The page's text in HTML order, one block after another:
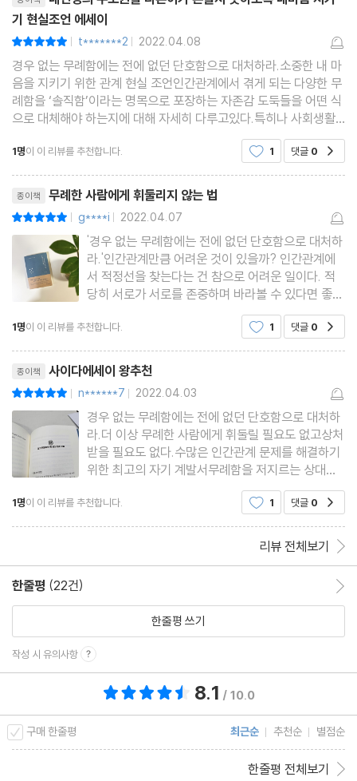
Chapter 6 : 인간관계에서 반드시 끊어내야 하는 사람
성격 쿨한 사람들만 갖고 있다는 특징 -187
인간관계에서 반드시 버려야 할 것 -192
인간관계에서 성숙한 사람들의 특징 -197
인간관계 고수들이 반드시 지킨다는 것 -201
인간관계에서 반드시 끊어내야 하는 사람 -207
기 현실조언 에세이
| t*******2 | 2022.04.08
경우 없는 무례함에는 전에 없던 단호함으로 대처하라.소중한 내 마
음을 지키기 위한 관계 현실 조언인간관계에서 겪게 되는 다양한 무
례함을 ‘솔직함’이라는 명목으로 포장하는 자존감 도둑들을 어떤 식
으로 대체해야 하는지에 대해 자세히 다루고있다.특히나 사회생활
하면서 많이 느끼는것 중에 하나가 배려해주고 호의를 배풀면 대부
분 고마워하기보단 당연하게 여기고 권리로 여기
1명이 이 리뷰를 추천합니다. 1 댓글 0
종이책 무례한 사람에게 휘둘리지 않는 법
| g****i | 2022.04.07
'경우 없는 무례함에는 전에 없던 단호함으로 대처하
라.'인간관계만큼 어려운 것이 있을까? 인간관계에
서 적정선을 찾는다는 건 참으로 어려운 일이다. 적
당히 서로가 서로를 존중하며 바라볼 수 있다면 좋을
텐데, 세상에 왜 이다지도 무례한 사람이 많을까? 이
책의 고민은 여기에서 시작한다. 관계에서 선택과 집
필요는 없다. 만약
1명이 이 리뷰를 추천합니다. 1 댓글 0
종이책 사이다에세이 왕추천
| n******7 | 2022.04.03
경우 없는 무례함에는 전에 없던 단호함으로 대처하
라.더 이상 무례한 사람에게 휘둘릴 필요도 없고상처
받을 필요도 없다.수많은 인간관계 문제를 해결하기
위한 최고의 자기 계발서무례함을 저지르는 상대방
을 단호하게 차단하고 스스로를 지키는 것 그게 최고
의 관계 처방전이다.위 내용은 책 표지에 있는 내용
1명이 이 리뷰를 추천합니다. 1 댓글 0
리뷰 전체보기
한줄평 (22건)
한줄평 쓰기
작성 시 유의사항
8.1 / 10.0
구매 한줄평 최근순 추천순 별점순
한줄평 전체보기